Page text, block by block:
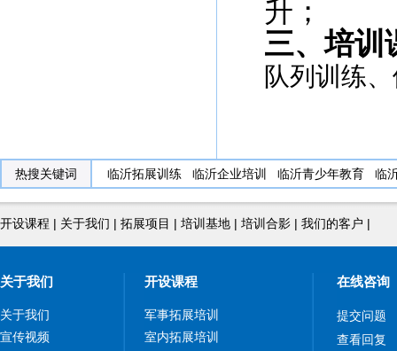
升；
三、培训
队列训练
热搜关键词 临沂拓展训练 临沂企业培训 临沂青少年教育 临
开设课程 | 关于我们 | 拓展项目 | 培训基地 | 培训合影 | 我们的客户 |
关于我们
关于我们
宣传视频
开设课程
军事拓展培训
室内拓展培训
在线咨询
提交问题
查看回复